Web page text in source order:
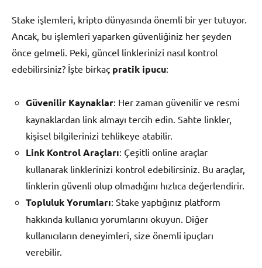
Stake işlemleri, kripto dünyasında önemli bir yer tutuyor.
Ancak, bu işlemleri yaparken güvenliğiniz her şeyden
önce gelmeli. Peki, güncel linklerinizi nasıl kontrol
edebilirsiniz? İşte birkaç pratik ipucu:
Güvenilir Kaynaklar: Her zaman güvenilir ve resmi
kaynaklardan link almayı tercih edin. Sahte linkler,
kişisel bilgilerinizi tehlikeye atabilir.
Link Kontrol Araçları: Çeşitli online araçlar
kullanarak linklerinizi kontrol edebilirsiniz. Bu araçlar,
linklerin güvenli olup olmadığını hızlıca değerlendirir.
Topluluk Yorumları: Stake yaptığınız platform
hakkında kullanıcı yorumlarını okuyun. Diğer
kullanıcıların deneyimleri, size önemli ipuçları
verebilir.